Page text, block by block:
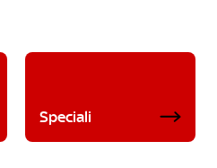
Speciali